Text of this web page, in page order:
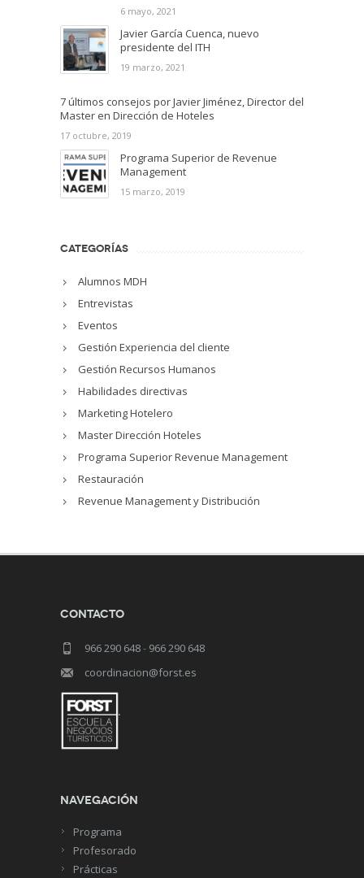
6 mayo, 2021
Javier García Cuenca, nuevo
presidente del ITH
19 marzo, 2021
7 últimos consejos por Javier Jiménez, Director del
Master en Dirección de Hoteles
17 octubre, 2019
Programa Superior de Revenue
Management
15 marzo, 2019
CATEGORÍAS
Alumnos MDH
Entrevistas
Eventos
Gestión Experiencia del cliente
Gestión Recursos Humanos
Habilidades directivas
Marketing Hotelero
Master Dirección Hoteles
Programa Superior Revenue Management
Restauración
Revenue Management y Distribución
Contacto
966 290 648- 966 290 648
coordinacion@forst.es
Navegación
Programa
Profesorado
Prácticas